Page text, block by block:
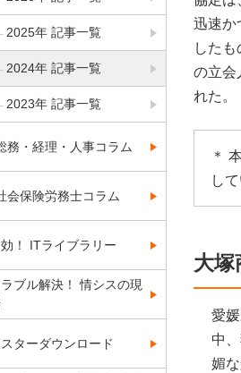
迅速か
した
の立会
れた。
＊
し
大
愛
中
媚
2025年 記事一覧
2024年 記事一覧
2023年 記事一覧
務・経理・人事コラム
会保険労務士コラム
！ ITライブラリー
ラブル解決！ 情シスの現
ターダウンロード